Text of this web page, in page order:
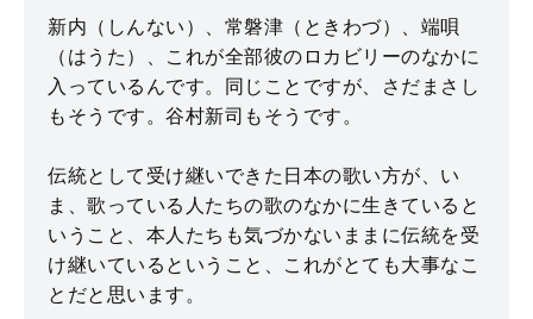
新内（しんない）、常磐津（ときわづ）、端唄
（はうた）、これが全部彼のロカビリーのなかに
入っているんです。同じことですが、さだまさし
もそうです。谷村新司もそうです。
伝統として受け継いできた日本の歌い方が、い
ま、歌っている人たちの歌のなかに生きていると
いうこと、本人たちも気づかないままに伝統を受
け継いているということ、これがとても大事なこ
とだと思います。